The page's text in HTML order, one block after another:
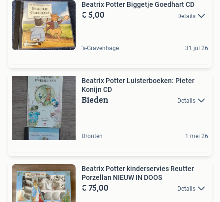
Beatrix Potter Biggetje Goedhart CD
€ 5,00 Details
's-Gravenhage 31 jul 26
Beatrix Potter Luisterboeken: Pieter
Konijn CD
Bieden Details
Dronten 1 mei 26
Beatrix Potter kinderservies Reutter
Porzellan NIEUW IN DOOS
€ 75,00 Details